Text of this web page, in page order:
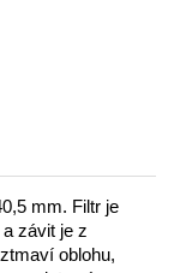
mm. Filtr je
závit je z
oblohu,